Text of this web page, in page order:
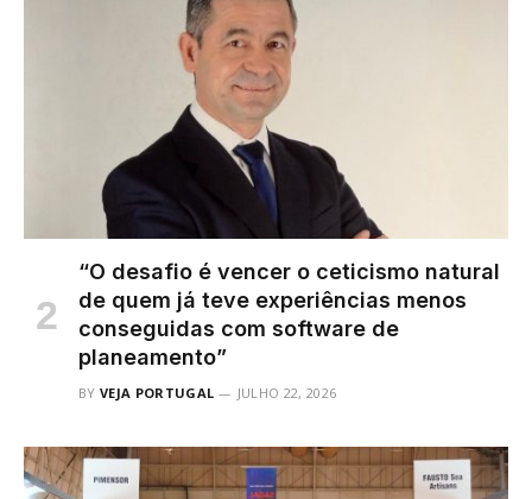
“O desafio é vencer o ceticismo natural
de quem já teve experiências menos
conseguidas com software de
planeamento”
BY VEJA PORTUGAL JULHO 22, 2026